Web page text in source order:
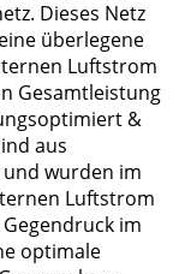
Dieses Netz
überlegene
Luftstrom
Gesamtleistung
&
aus
wurden im
Luftstrom
im
optimale